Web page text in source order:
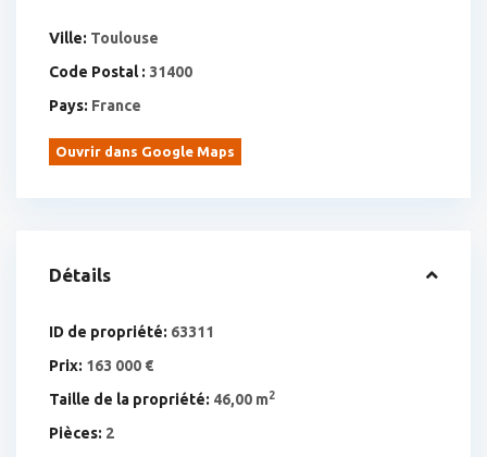
Ville: Toulouse
Code Postal : 31400
Pays: France
Ouvrir dans Google Maps
Détails
ID de propriété: 63311
Prix: 163 000 €
Taille de la propriété: 46,00 m2
Pièces: 2